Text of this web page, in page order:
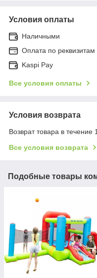
Условия оплаты
Наличными
Оплата по реквизитам
Kaspi Pay
Все условия оплаты
Условия возврата
Возврат товара в течение
Все условия возврата
Подобные товары